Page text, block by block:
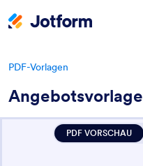
PDF-Vorlagen
Angebotsvorlage
PDF VORSCHAU